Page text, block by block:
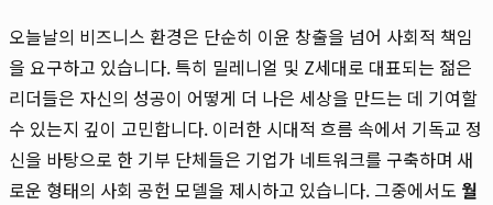
오늘날의 비즈니스 환경은 단순히 이윤 창출을 넘어 사회적 책임
을 요구하고 있습니다. 특히 밀레니얼 및 Z세대로 대표되는 젊은
리더들은 자신의 성공이 어떻게 더 나은 세상을 만드는 데 기여할
수 있는지 깊이 고민합니다. 이러한 시대적 흐름 속에서 기독교 정
신을 바탕으로 한 기부 단체들은 기업가 네트워크를 구축하며 새
로운 형태의 사회 공헌 모델을 제시하고 있습니다. 그중에서도 월